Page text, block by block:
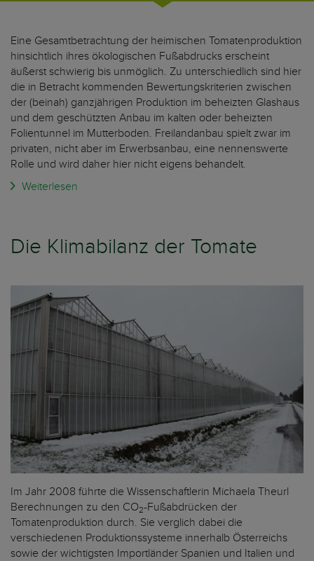
Eine Gesamtbetrachtung der heimischen Tomatenproduktion
hinsichtlich ihres ökologischen Fußabdrucks erscheint
äußerst schwierig bis unmöglich. Zu unterschiedlich sind hier
die in Betracht kommenden Bewertungskriterien zwischen
der (beinah) ganzjährigen Produktion im beheizten Glashaus
und dem geschützten Anbau im kalten oder beheizten
Folientunnel im Mutterboden. Freilandanbau spielt zwar im
privaten, nicht aber im Erwerbsanbau, eine nennenswerte
Rolle und wird daher hier nicht eigens behandelt.
Weiterlesen
Die Klimabilanz der Tomate
Im Jahr 2008 führte die Wissenschaftlerin Michaela Theurl
Berechnungen zu den CO2-Fußabdrücken der
Tomatenproduktion durch. Sie verglich dabei die
verschiedenen Produktionssysteme innerhalb Österreichs
sowie der wichtigsten Importländer Spanien und Italien und